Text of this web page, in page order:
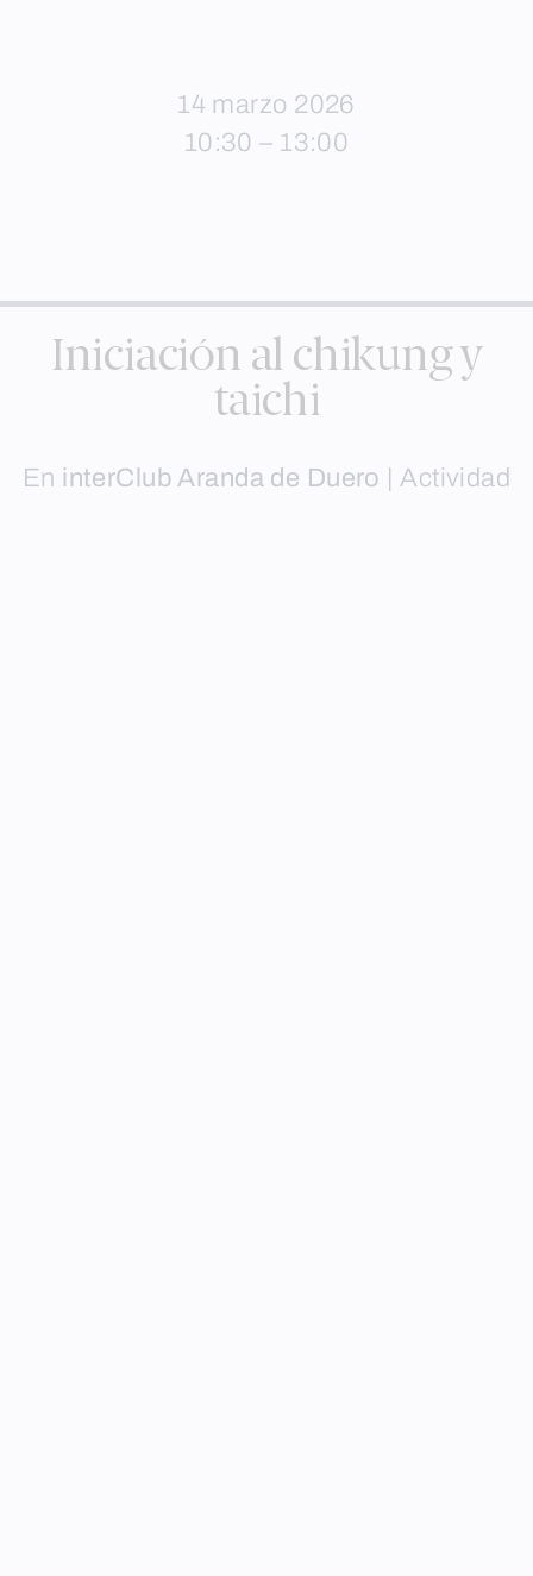
14 marzo 2026
10:30 – 13:00
Iniciación al chikung y
taichi
En interClub Aranda de Duero |Actividad